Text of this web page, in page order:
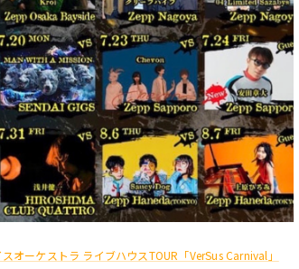
オーケストラ ライブハウスTOUR「VerSus Carnival」